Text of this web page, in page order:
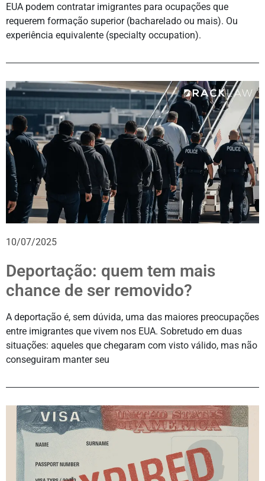
EUA podem contratar imigrantes para ocupações que
requerem formação superior (bacharelado ou mais). Ou
experiência equivalente (specialty occupation).
10/07/2025
Deportação: quem tem mais
chance de ser removido?
A deportação é, sem dúvida, uma das maiores preocupações
entre imigrantes que vivem nos EUA. Sobretudo em duas
situações: aqueles que chegaram com visto válido, mas não
conseguiram manter seu